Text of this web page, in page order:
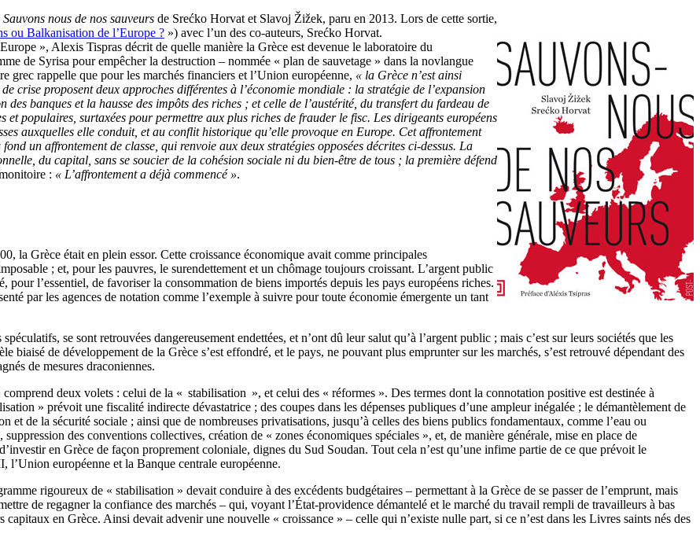
Sauvons nous de nos sauveurs de Srećko Horvat et Slavoj Žižek, paru en 2013. Lors de cette sortie,
ou Balkanisation de l’Europe ? ») avec l’un des co-auteurs, Srećko Horvat.
», Alexis Tispras décrit de quelle manière la Grèce est devenue le laboratoire du
de Syrisa pour empêcher la destruction – nommée « plan de sauvetage » dans la novlangue
rappelle que pour les marchés financiers et l’Union européenne, « la Grèce n’est ainsi
crise proposent deux approches différentes à l’économie mondiale : la stratégie de l’expansion
banques et la hausse des impôts des riches ; et celle de l’austérité, du transfert du fardeau de
et populaires, surtaxées pour permettre aux plus riches de frauder le fisc. Les dirigeants européens
auxquelles elle conduit, et au conflit historique qu’elle provoque en Europe. Cet affrontement
un affrontement de classe, qui renvoie aux deux stratégies opposées décrites ci-dessus. La
du capital, sans se soucier de la cohésion sociale ni du bien-être de tous ; la première défend
: « L’affrontement a déjà commencé».
la Grèce était en plein essor. Cette croissance économique avait comme principales
; et, pour les pauvres, le surendettement et un chômage toujours croissant. L’argent public
pour l’essentiel, de favoriser la consommation de biens importés depuis les pays européens riches.
par les agences de notation comme l’exemple à suivre pour toute économie émergente un tant
se sont retrouvées dangereusement endettées, et n’ont dû leur salut qu’à l’argent public ; mais c’est sur leurs sociétés que les
biaisé de développement de la Grèce s’est effondré, et le pays, ne pouvant plus emprunter sur les marchés, s’est retrouvé dépendant des
de mesures draconiennes.
deux volets : celui de la « stabilisation », et celui des « réformes ». Des termes dont la connotation positive est destinée à
» prévoit une fiscalité indirecte dévastatrice ; des coupes dans les dépenses publiques d’une ampleur inégalée ; le démantèlement de
et de la sécurité sociale ; ainsi que de nombreuses privatisations, jusqu’à celles des biens publics fondamentaux, comme l’eau ou
des conventions collectives, création de « zones économiques spéciales », et, de manière générale, mise en place de
en Grèce de façon proprement coloniale, dignes du Sud Soudan. Tout cela n’est qu’une infime partie de ce que prévoit le
l’Union européenne et la Banque centrale européenne.
rigoureux de « stabilisation » devait conduire à des excédents budgétaires – permettant à la Grèce de se passer de l’emprunt, mais
de regagner la confiance des marchés – qui, voyant l’État-providence démantelé et le marché du travail rempli de travailleurs à bas
en Grèce. Ainsi devait advenir une nouvelle « croissance » – celle qui n’existe nulle part, si ce n’est dans les Livres saints nés des